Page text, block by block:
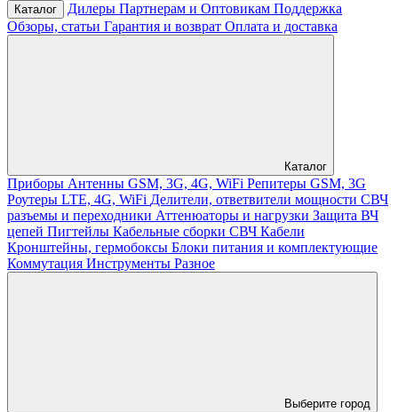
Каталог
Дилеры Партнерам и Оптовикам Поддержка
Обзоры, статьи Гарантия и возврат Оплата и доставка
Каталог
Приборы Антенны GSM, 3G, 4G, WiFi Репитеры GSM, 3G
Роутеры LTE, 4G, WiFi Делители, ответвители мощности СВЧ
разъемы и переходники Аттенюаторы и нагрузки Защита ВЧ
цепей Пигтейлы Кабельные сборки СВЧ Кабели
Кронштейны, гермобоксы Блоки питания и комплектующие
Коммутация Инструменты Разное
Выберите город